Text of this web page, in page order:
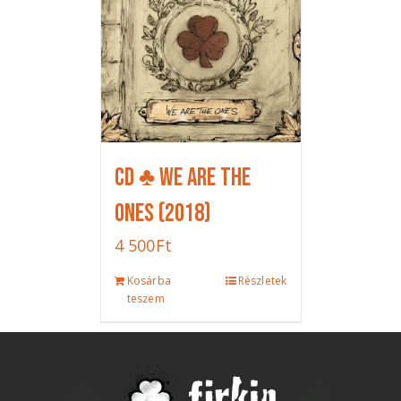
CD ♣ We Are The
Ones (2018)
4 500Ft
Kosárba
teszem
Részletek